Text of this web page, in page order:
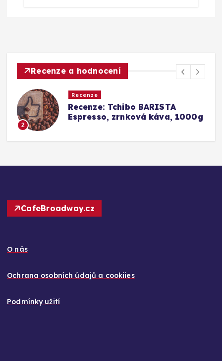
Recenze a hodnocení
3
Recenze
Srovnání a recenze: Tchibo
Barista Caffè Crema vs.
CafeBroadway.cz
O nás
Ochrana osobních údajů a cookiies
Podmínky užití